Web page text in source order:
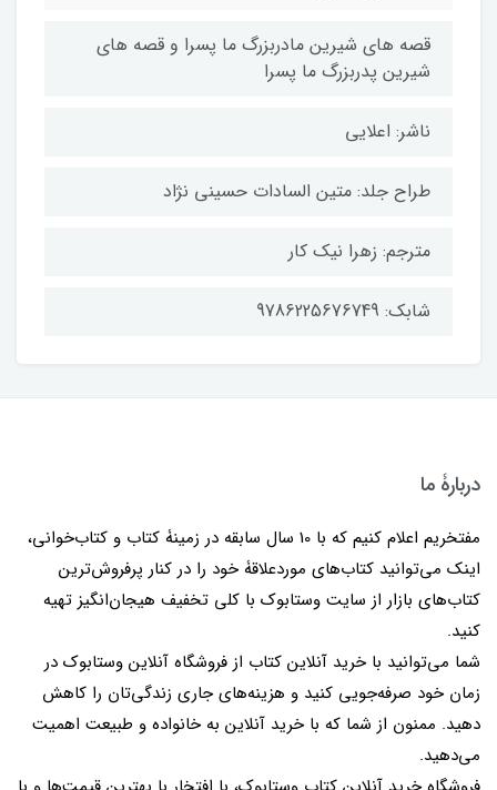
قصه های شیرین مادربزرگ ما پسرا و قصه های
شیرین پدربزرگ ما پسرا
ناشر: اعلایی
طراح جلد: متین السادات حسینی نژاد
مترجم: زهرا نیک کار
شابک: 9786225676749
دربارۀ ما
مفتخریم اعلام کنیم که با 10 سال سابقه در زمینۀ کتاب و کتاب‌خوانی،
اینک می‌توانید کتاب‌های موردعلاقۀ خود را در کنار پرفروش‌ترین
کتاب‌های بازار از سایت وستابوک با کلی تخفیف هیجان‌انگیز تهیه
کنید.
شما می‌توانید با خرید آنلاین کتاب از فروشگاه آنلاین وستابوک در
زمان خود صرفه‌جویی کنید و هزینه‌های جاری زندگی‌تان را کاهش
دهید. ممنون از شما که با خرید آنلاین به خانواده و طبیعت اهمیت
می‌دهید.